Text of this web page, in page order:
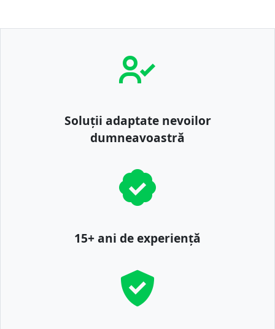
Soluții adaptate nevoilor
dumneavoastră
15+ ani de experiență